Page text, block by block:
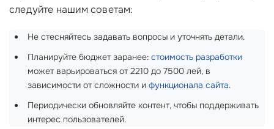
следуйте нашим советам:
Не стесняйтесь задавать вопросы и уточнять детали.
Планируйте бюджет заранее: стоимость разработки
может варьироваться от 2210 до 7500 лей, в
зависимости от сложности и функционала сайта.
Периодически обновляйте контент, чтобы поддерживать
интерес пользователей.